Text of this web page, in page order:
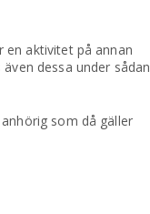
en aktivitet på annan
dessa under sådan
som då gäller